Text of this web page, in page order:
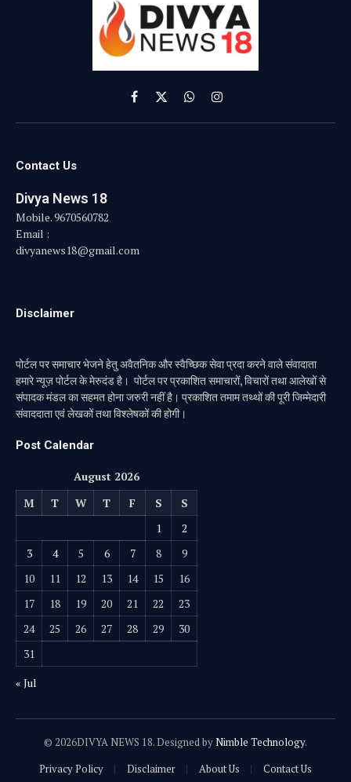
Facebook
X
(Twitter)
WhatsAppInstagram
Contact Us
Divya News 18
Mobile. 9670560782
Email :
divyanews18@gmail.com
Disclaimer
पोर्टल पर समाचार भेजने हेतु अवैतनिक और स्वैच्छिक सेवा प्रदा करने वाले संवादाता
हमारे न्यूज़ पोर्टल के मेरुदंड है। पोर्टल पर प्रकाशित समाचारों, विचारों तथा आलेखों से
संपादक मंडल का सहमत होना जरुरी नहीं है। प्रकाशित तमाम तथ्थों की पूरी जिम्मेदारी
संवाददाता एवं लेखकों तथा विश्लेषकों की होगी।
Post Calendar
August 2026
M
T W T F S
S
1
2
3
4 5 6 7 8
9
10
11 12 13 14 15
16
17
18 19 20 21 22
23
24
25 26 27 28 29
30
31
« Jul
© 2026DIVYA NEWS 18. Designed byNimble Technology.
Privacy Policy
Disclaimer About Us Contact Us